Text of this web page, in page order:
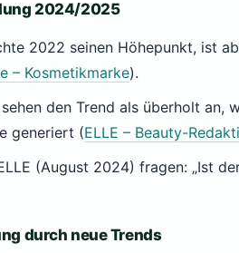
2024/2025
2022 seinen Höhepunkt, ist
– Kosmetikmarke).
den Trend als überholt an,
generiert (ELLE – Beauty-
(August 2024) fragen: „Ist
durch neue Trends